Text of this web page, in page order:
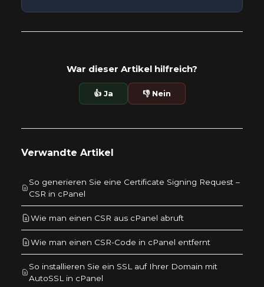
War dieser Artikel hilfreich?
👍 Ja 👎 Nein
Verwandte Artikel
So generieren Sie eine Certificate Signing Request –
CSR in cPanel
Wie man einen CSR aus cPanel abruft
Wie man einen CSR-Code in cPanel entfernt
So installieren Sie ein SSL auf Ihrer Domain mit
AutoSSL in cPanel